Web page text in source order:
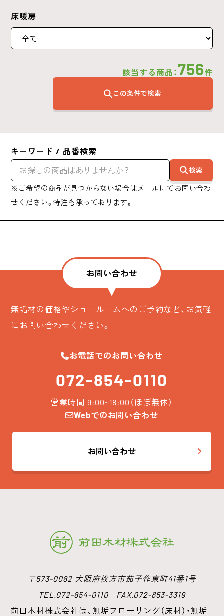
床暖房
該当する商品：756件
この条件で検索
キーワード / 品番検索
検索
※ご希望の商品が見つからない場合はメールにてお問い合わ
せください。特注も承っております。
お問い合わせ
無垢材の価格やショールームへのご予約など、お気軽
にお問い合わせください。
お電話でのお問い合わせ
072-854-0110
営業時間 9:00~18:00（ほぼ無休）
Webでのお問い合わせ
お問い合わせ
〒573-0082 大阪府枚方市茄子作東町41番1号
TEL.072-854-0110 FAX.072-853-3319
前田木材株式会社は、無垢フローリング（床材）・無垢